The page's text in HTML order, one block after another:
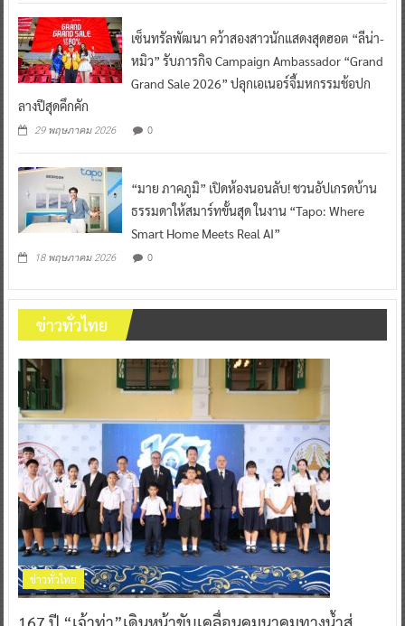
เซ็นทรัลพัฒนา คว้าสองสาวนักแสดงสุดฮอต “ลีน่า-
หมิว” รับภารกิจ Campaign Ambassador “Grand
Grand Sale 2026” ปลุกเอเนอร์จี้มหกรรมช้อปก
ลางปีสุดคึกคัก
29 พฤษภาคม 2026 0
“มาย ภาคภูมิ” เปิดห้องนอนลับ! ชวนอัปเกรดบ้าน
ธรรมดาให้สมาร์ทขั้นสุด ในงาน “Tapo: Where
Smart Home Meets Real AI”
18 พฤษภาคม 2026 0
ข่าวทั่วไทย
ข่าวทั่วไทย